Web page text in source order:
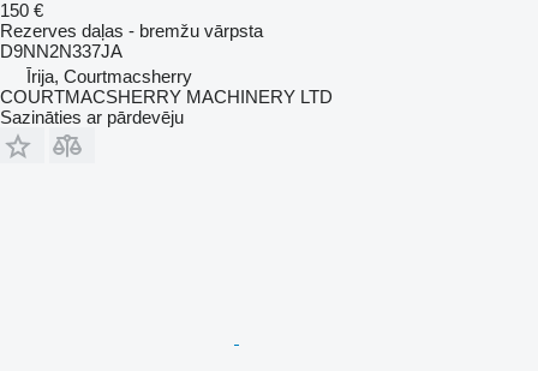
150 €
Rezerves daļas - bremžu vārpsta
D9NN2N337JA
Īrija, Courtmacsherry
COURTMACSHERRY MACHINERY LTD
Sazināties ar pārdevēju